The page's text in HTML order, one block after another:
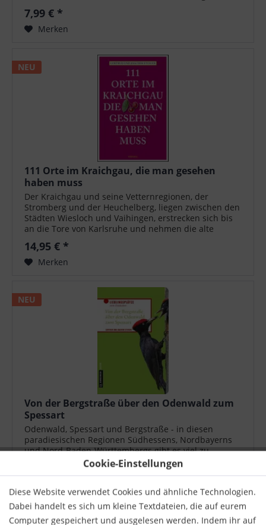
Cookie-Einstellungen
Diese Website verwendet Cookies und ähnliche Technologien.
Dabei handelt es sich um kleine Textdateien, die auf eurem
Computer gespeichert und ausgelesen werden. Indem ihr auf
hat die facettenreiche Seemetropole viele weitere...
7,99 € *
Merken
NEU
111 Orte im Kraichgau, die man gesehen
haben muss
Der Kraichgau und seine Vetternregionen, der
Stromberg und der Heuchelberg, liegen zwischen den
Städten Wiesloch und Vaihingen, erstrecken sich bis
an die Tore von Karlsruhe und nehmen die alte
14,95 € *
Merken
NEU
Von der Bergstraße über den Odenwald zum
Spessart
Odenwald, Spessart und Bergstraße - in diesen
paradiesischen Regionen Südhessens, Nordbayerns
und Nord-Baden-Württembergs gibt es viel zu
entdecken. Fasziniert steht der Betrachter vor den
bezaubernden Schachblumenfeldern in Obersinn...
Merken